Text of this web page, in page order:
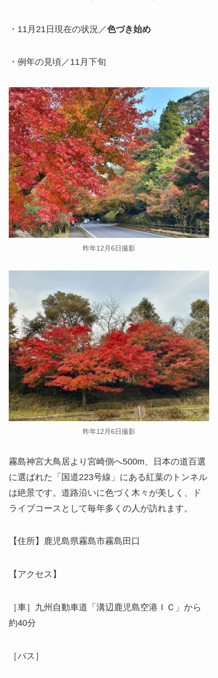
・11月21日現在の状況／色づき始め
・例年の見頃／11月下旬
昨年12月6日撮影
昨年12月6日撮影
霧島神宮大鳥居より宮崎側へ500m、日本の道百選
に選ばれた「国道223号線」にある紅葉のトンネル
は絶景です。道路沿いに色づく木々が美しく、ド
ライブコースとして毎年多くの人が訪れます。
【住所】鹿児島県霧島市霧島田口
【アクセス】
［車］九州自動車道「溝辺鹿児島空港ＩＣ」から
約40分
［バス］